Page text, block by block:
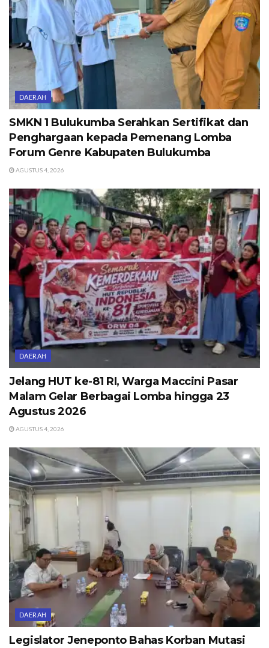
DAERAH
SMKN 1 Bulukumba Serahkan Sertifikat dan
Penghargaan kepada Pemenang Lomba
Forum Genre Kabupaten Bulukumba
AGUSTUS 4, 2026
DAERAH
Jelang HUT ke-81 RI, Warga Maccini Pasar
Malam Gelar Berbagai Lomba hingga 23
Agustus 2026
AGUSTUS 4, 2026
DAERAH
Legislator Jeneponto Bahas Korban Mutasi